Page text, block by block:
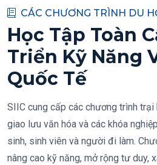
CÁC CHƯƠNG TRÌNH DU
Học Tập Toàn
Triển Kỹ Năng
Quốc Tế
SIIC cung cấp các chương trình trại
giao lưu văn hóa và các khóa
sinh, sinh viên và người đi làm.
nâng cao kỹ năng, mở rộng tư duy,